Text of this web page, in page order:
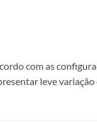
com as
leve variação